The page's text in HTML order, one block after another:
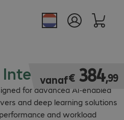
HDD
for advanced AI-enabled
and deep learning solutions
and workload
vanaf€ 384,99
€ 384,99